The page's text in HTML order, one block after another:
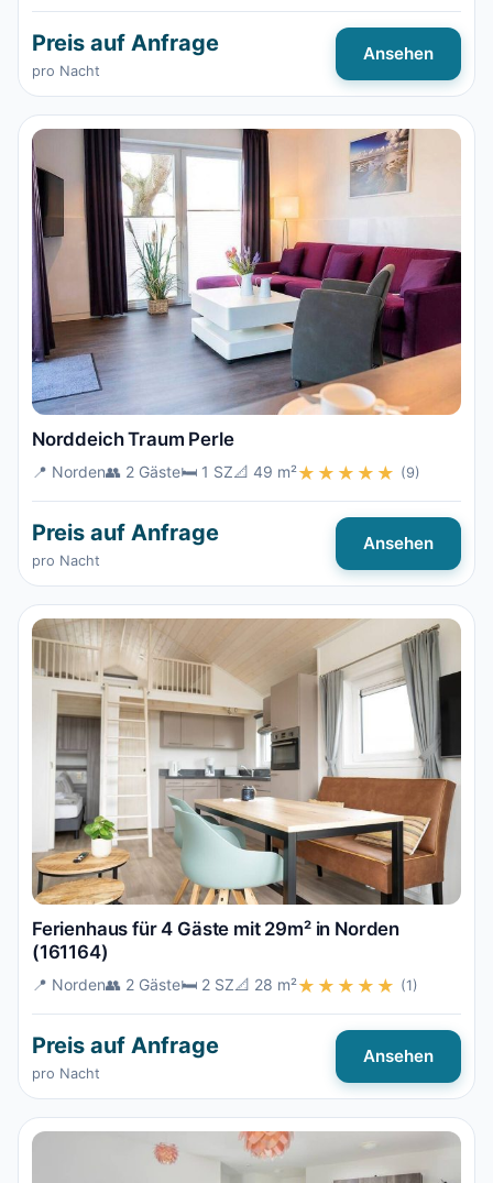
Preis auf Anfrage
pro Nacht
Ansehen
Norddeich Traum Perle
📍 Norden👥 2 Gäste🛏️ 1 SZ📐 49 m²★★★★★ (9)
Preis auf Anfrage
pro Nacht
Ansehen
Ferienhaus für 4 Gäste mit 29m² in Norden
(161164)
📍 Norden👥 2 Gäste🛏️ 2 SZ📐 28 m²★★★★★ (1)
Preis auf Anfrage
pro Nacht
Ansehen